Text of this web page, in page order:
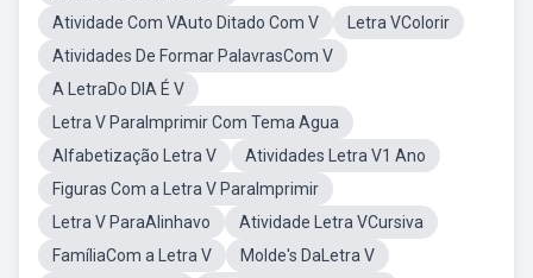
Atividade Com VAuto Ditado Com V
Letra VColorir
Atividades De Formar PalavrasCom V
A LetraDo DIA É V
Letra V ParaImprimir Com Tema Agua
Alfabetização Letra V
Atividades Letra V1 Ano
Figuras Com a Letra V ParaImprimir
Letra V ParaAlinhavo
Atividade Letra VCursiva
FamíliaCom a Letra V
Molde's DaLetra V